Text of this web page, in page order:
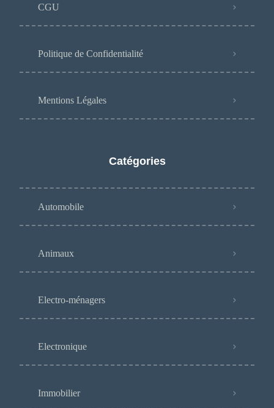
CGU
Politique de Confidentialité
Mentions Légales
Catégories
Automobile
Animaux
Electro-ménagers
Electronique
Immobilier